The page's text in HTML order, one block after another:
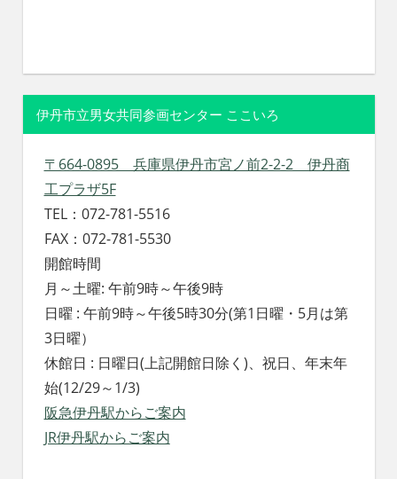
伊丹市立男女共同参画センター ここいろ
〒664-0895 兵庫県伊丹市宮ノ前2-2-2 伊丹商
工プラザ5F
TEL：072-781-5516
FAX：072-781-5530
開館時間
月～土曜: 午前9時～午後9時
日曜 : 午前9時～午後5時30分(第1日曜・5月は第
3日曜）
休館日 : 日曜日(上記開館日除く)、祝日、年末年
始(12/29～1/3)
阪急伊丹駅からご案内
JR伊丹駅からご案内